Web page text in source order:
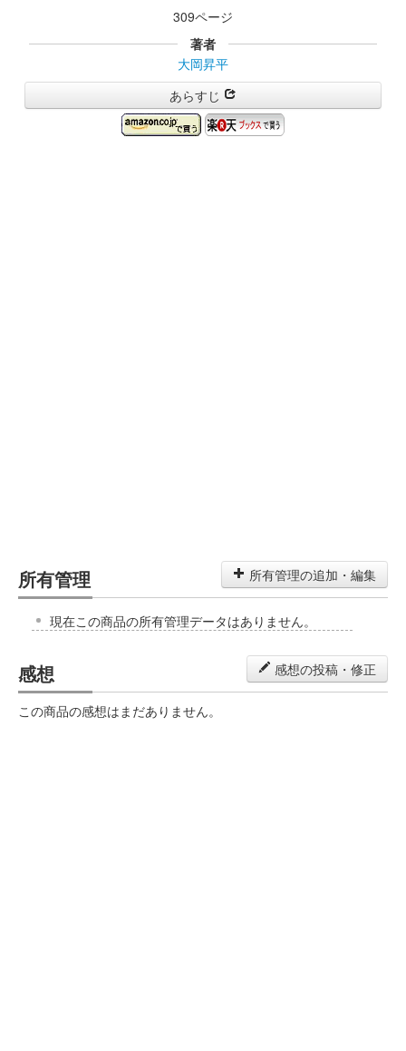
309ページ
著者
大岡昇平
あらすじ
所有管理 所有管理の追加・編集
現在この商品の所有管理データはありません。
感想 感想の投稿・修正
この商品の感想はまだありません。